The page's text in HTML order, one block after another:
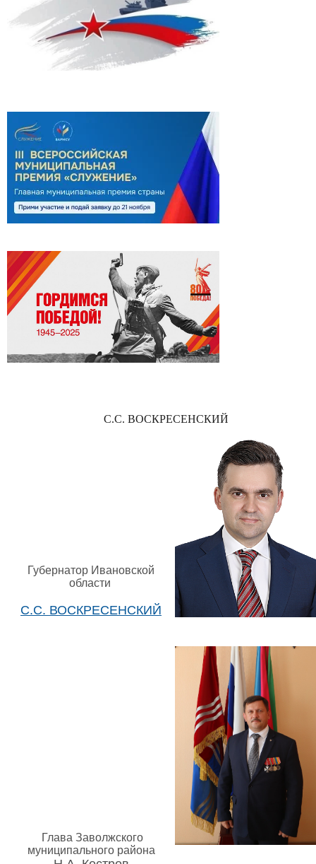
С.С. ВОСКРЕСЕНСКИЙ
Губернатор Ивановской
области
С.С. ВОСКРЕСЕНСКИЙ
Глава Заволжского
муниципального района